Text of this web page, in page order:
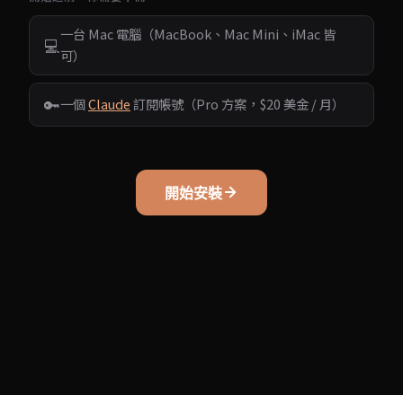
💻 一台 Mac 電腦（MacBook、Mac Mini、iMac 皆
可）
🔑一個Claude訂閱帳號（Pro 方案，$20 美金 / 月）
開始安裝